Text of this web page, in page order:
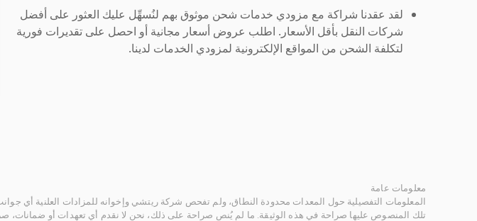
لقد عقدنا شراكة مع مزودي خدمات شحن موثوق بهم لنُسهِّل عليك العثور على أفضل
شركات النقل بأقل الأسعار. اطلب عروض أسعار مجانية أو احصل على تقديرات فورية
لتكلفة الشحن من المواقع الإلكترونية لمزودي الخدمات لدينا.
معلومات عامة
المعلومات التفصيلية حول المعدات محدودة النطاق، ولم تفحص شركة ريتشي وإخوانه للمزادات العلنية أي
تلك المنصوص عليها صراحة في هذه الوثيقة. ما لم يُنص صراحة على ذلك، نحن لا نقدم أي تعهدات أو ضمانات،